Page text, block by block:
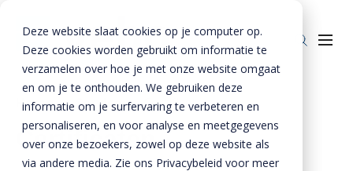
Deze website slaat cookies op je computer op.
Deze cookies worden gebruikt om informatie te
verzamelen over hoe je met onze website omgaat
en om je te onthouden. We gebruiken deze
informatie om je surfervaring te verbeteren en
personaliseren, en voor analyse en meetgegevens
over onze bezoekers, zowel op deze website als
via andere media. Zie ons Privacybeleid voor meer
Producten
Beton
BTE Groep
Home» Service»Certificaten
Certificaten